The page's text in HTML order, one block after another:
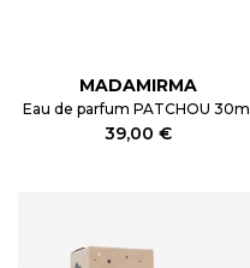
MADAMIRMA
Eau de parfum PATCHOU 30ml
39,00 €